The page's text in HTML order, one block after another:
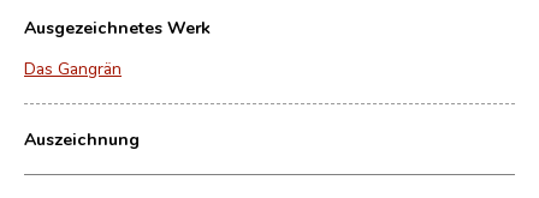
Ausgezeichnetes Werk
Das Gangrän
Auszeichnung